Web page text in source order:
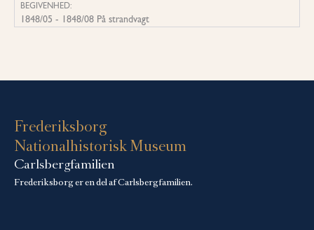
BEGIVENHED:
1848/05 - 1848/08 På strandvagt
Frederiksborg
Nationalhistorisk Museum
Carlsbergfamilien
Frederiksborg er en del af Carlsbergfamilien.